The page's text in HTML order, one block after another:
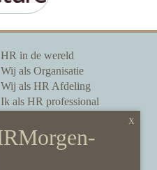
HR in de wereld
Wij als Organisatie
Wij als HR Afdeling
Ik als HR professional
Onze partners
Sponsoring